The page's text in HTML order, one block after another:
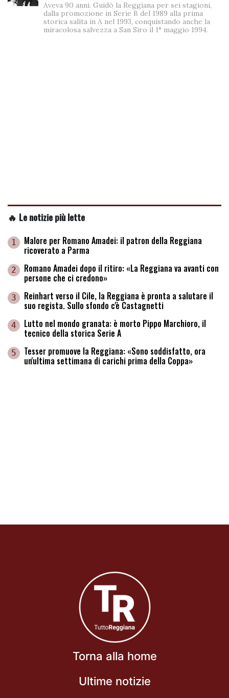
Aveva 90 anni. Guidò la Reggiana per sei stagioni,
dalla promozione in Serie B del 1989 alla prima
storica salita in A nel 1993, conquistando anche la
miracolosa salvezza a San Siro il 1° maggio 1994.
🔥 Le notizie più lette
1 Malore per Romano Amadei: il patron della Reggiana
ricoverato a Parma
2 Romano Amadei dopo il ritiro: «La Reggiana va avanti con
persone che ci credono»
3 Reinhart verso il Cile, la Reggiana è pronta a salutare il
suo regista. Sullo sfondo c'è Castagnetti
4 Lutto nel mondo granata: è morto Pippo Marchioro, il
tecnico della storica Serie A
5 Tesser promuove la Reggiana: «Sono soddisfatto, ora
un'ultima settimana di carichi prima della Coppa»
Torna alla home
Ultime notizie